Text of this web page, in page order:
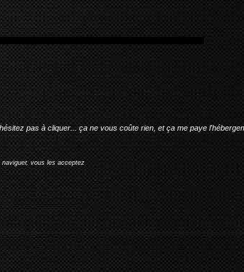
pas à cliquer... ça ne vous coûte rien, et ça me paye
vous les acceptez